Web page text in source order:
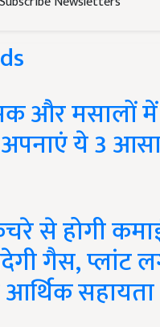
और मसालों
ये 3
से होगी
गैस, प्लांट
सहायता